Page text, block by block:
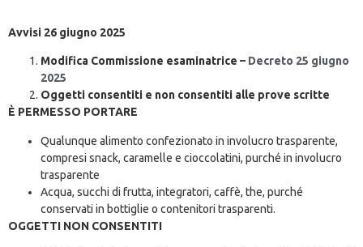
Avvisi 26 giugno 2025
Modifica Commissione esaminatrice – Decreto 25 giugno
2025
Oggetti consentiti e non consentiti alle prove scritte
È PERMESSO PORTARE
Qualunque alimento confezionato in involucro trasparente,
compresi snack, caramelle e cioccolatini, purché in involucro
trasparente
Acqua, succhi di frutta, integratori, caffè, the, purché
conservati in bottiglie o contenitori trasparenti.
OGGETTI NON CONSENTITI